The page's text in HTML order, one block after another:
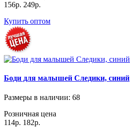
156р. 249р.
Купить оптом
Боди для малышей Следики, синий
Размеры в наличии: 68
Розничная цена
114р. 182р.